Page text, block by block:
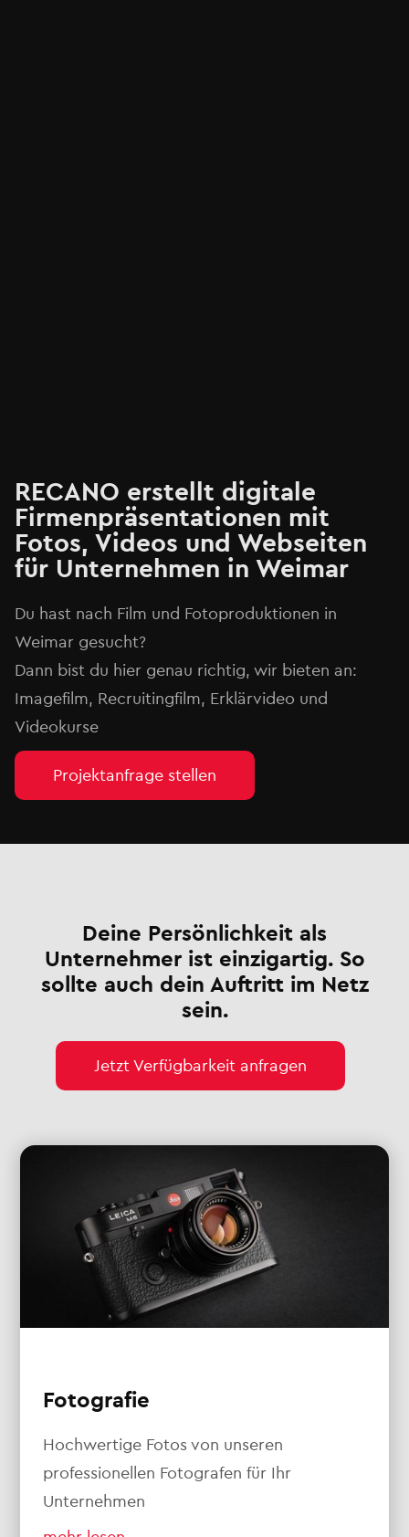
RECANO erstellt digitale
Firmenpräsentationen mit
Fotos, Videos und Webseiten
für Unternehmen in Weimar
Du hast nach Film und Fotoproduktionen in
Weimar gesucht?
Dann bist du hier genau richtig, wir bieten an:
Imagefilm, Recruitingfilm, Erklärvideo und
Videokurse
Projektanfrage stellen
Deine Persönlichkeit als
Unternehmer ist einzigartig. So
sollte auch dein Auftritt im Netz
sein.
Jetzt Verfügbarkeit anfragen
Fotografie
Hochwertige Fotos von unseren
professionellen Fotografen für Ihr
Unternehmen